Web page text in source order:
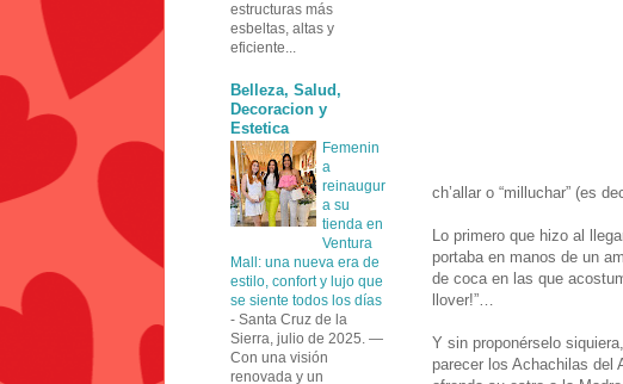
ch’allar o “milluchar” (es
Lo primero que hizo al
portaba en manos de un
de coca en las que
llover!”…
Y sin proponérselo
parecer los Achachilas del
estructuras más
esbeltas, altas y
eficiente...
Belleza, Salud,
Decoracion y
Estetica
Femenin
a
reinaugur
a su
tienda en
Ventura
Mall: una nueva era de
estilo, confort y lujo que
se siente todos los días
- Santa Cruz de la
Sierra, julio de 2025. —
Con una visión
renovada y un